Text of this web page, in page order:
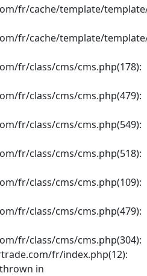
fr/cache/template/template/
fr/cache/template/template/
fr/class/cms/cms.php(178):
fr/class/cms/cms.php(479):
fr/class/cms/cms.php(549):
fr/class/cms/cms.php(518):
fr/class/cms/cms.php(109):
fr/class/cms/cms.php(479):
fr/class/cms/cms.php(304):
fr/index.php(12):
in